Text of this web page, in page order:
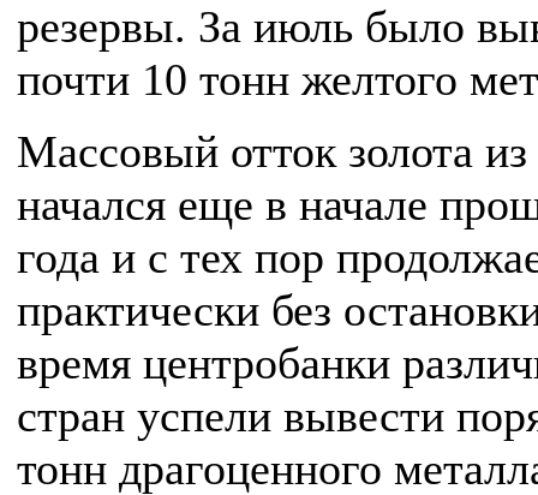
резервы. За июль было
почти 10 тонн желтого
Массовый отток золота
начался еще в начале
года и с тех пор
практически без
время центробанки
стран успели вывести
тонн драгоценного